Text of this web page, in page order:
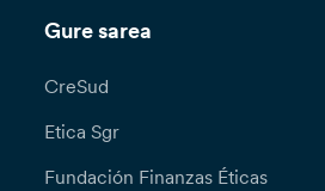
Gure sarea
CreSud
Etica Sgr
Fundación Finanzas Éticas